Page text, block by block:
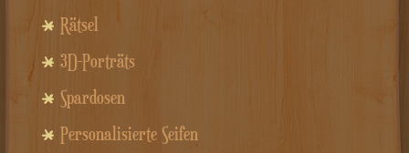
Rätsel
3D-Porträts
Spardosen
Personalisierte Seifen